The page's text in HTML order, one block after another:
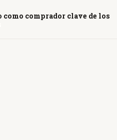
como comprador clave de los